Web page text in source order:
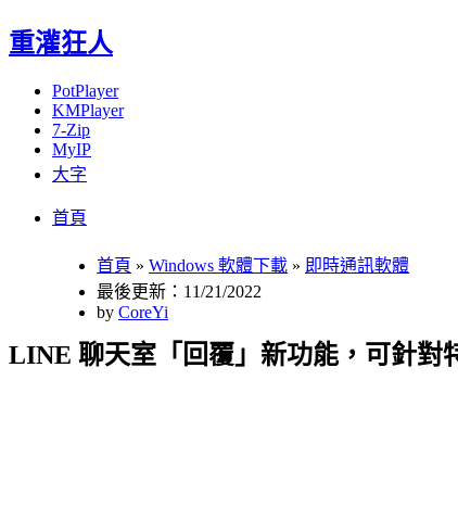
重灌狂人
PotPlayer
KMPlayer
7-Zip
MyIP
大字
首頁
首頁 » Windows 軟體下載 » 即時通訊軟體
最後更新：11/21/2022
by CoreYi
LINE 聊天室「回覆」新功能，可針對